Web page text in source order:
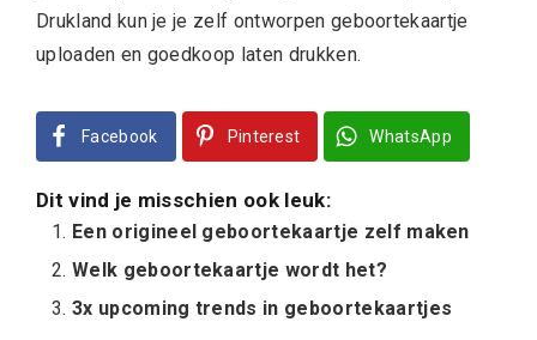
Drukland kun je je zelf ontworpen geboortekaartje
uploaden en goedkoop laten drukken.
Facebook Pinterest WhatsApp
Dit vind je misschien ook leuk:
Een origineel geboortekaartje zelf maken
Welk geboortekaartje wordt het?
3x upcoming trends in geboortekaartjes